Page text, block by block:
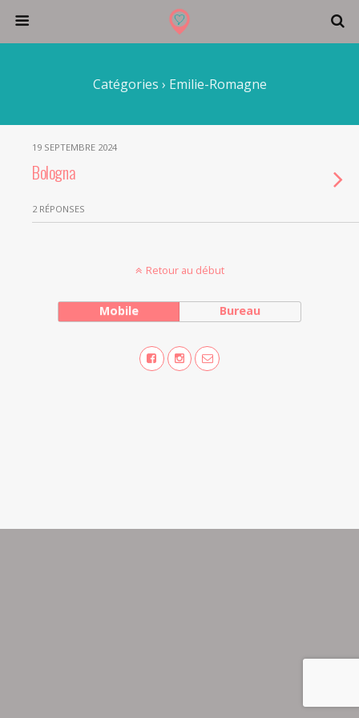
Catégories › Emilie-Romagne
19 SEPTEMBRE 2024
Bologna
2 RÉPONSES
Retour au début
Mobile Bureau